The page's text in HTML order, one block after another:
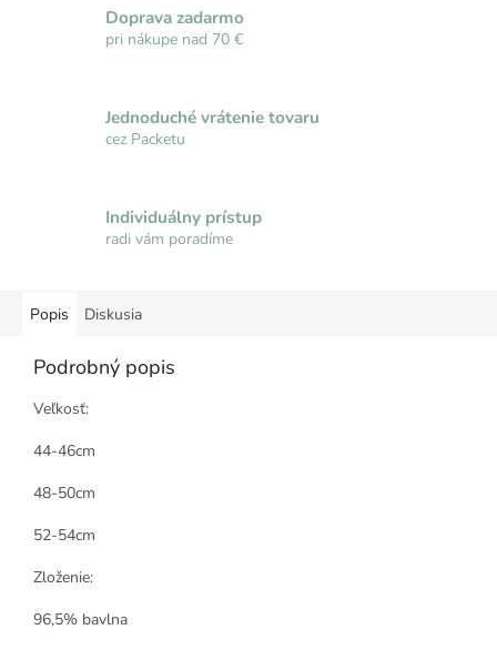
Doprava zadarmo
pri nákupe nad 70 €
Jednoduché vrátenie tovaru
cez Packetu
Individuálny prístup
radi vám poradíme
Popis Diskusia
Podrobný popis
Veľkosť:
44-46cm
48-50cm
52-54cm
Zloženie:
96,5% bavlna